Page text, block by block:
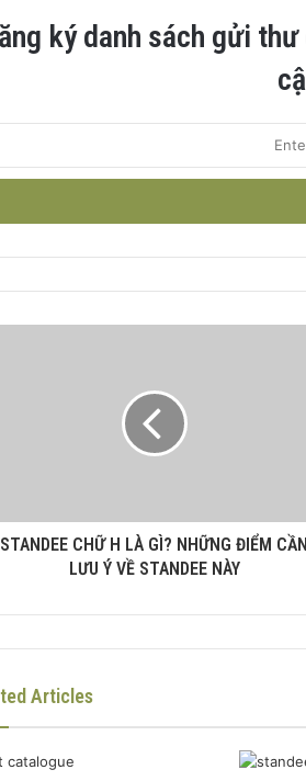
ký danh sách gửi
STANDEE CHỮ H LÀ GÌ? NHỮNG ĐIỂM CẦN
LƯU Ý VỀ STANDEE NÀY
Articles